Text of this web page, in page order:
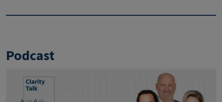
Podcast